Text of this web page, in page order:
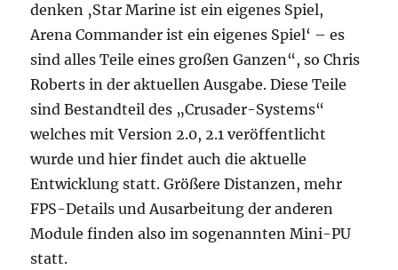
denken ‚Star Marine ist ein eigenes Spiel,
Arena Commander ist ein eigenes Spiel‘ – es
sind alles Teile eines großen Ganzen“, so Chris
Roberts in der aktuellen Ausgabe. Diese Teile
sind Bestandteil des „Crusader-Systems“
welches mit Version 2.0, 2.1 veröffentlicht
wurde und hier findet auch die aktuelle
Entwicklung statt. Größere Distanzen, mehr
FPS-Details und Ausarbeitung der anderen
Module finden also im sogenannten Mini-PU
statt.